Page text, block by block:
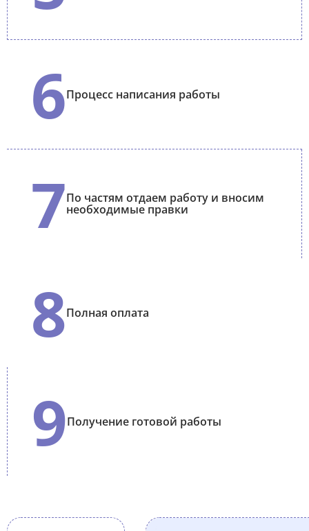
6Процесс написания работы
7По частям отдаем работу и вносим
необходимые правки
8Полная оплата
9Получение готовой работы